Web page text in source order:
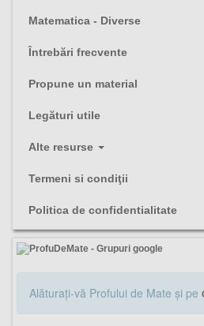
Matematica - Diverse
Întrebări frecvente
Propune un material
Legături utile
Alte resurse
Termeni si condiţii
Politica de confidentialitate
Alăturaţi-vă Profului de Mate şi pe